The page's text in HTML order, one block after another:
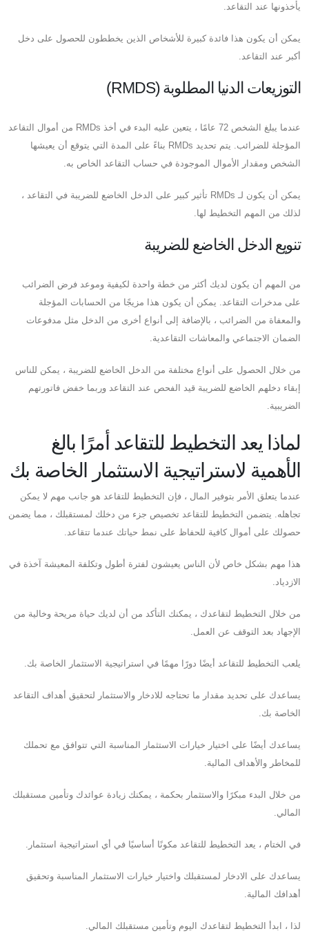
يأخذونها عند التقاعد.
يمكن أن يكون هذا فائدة كبيرة للأشخاص الذين يخططون للحصول على دخل
أكبر عند التقاعد.
التوزيعات الدنيا المطلوبة (RMDS)
عندما يبلغ الشخص 72 عامًا ، يتعين عليه البدء في أخذ RMDs من أموال التقاعد
المؤجلة للضرائب. يتم تحديد RMDs بناءً على المدة التي يتوقع أن يعيشها
الشخص ومقدار الأموال الموجودة في حساب التقاعد الخاص به.
يمكن أن يكون لـ RMDs تأثير كبير على الدخل الخاضع للضريبة في التقاعد ،
لذلك من المهم التخطيط لها.
تنويع الدخل الخاضع للضريبة
من المهم أن يكون لديك أكثر من خطة واحدة لكيفية وموعد فرض الضرائب
على مدخرات التقاعد. يمكن أن يكون هذا مزيجًا من الحسابات المؤجلة
والمعفاة من الضرائب ، بالإضافة إلى أنواع أخرى من الدخل مثل مدفوعات
الضمان الاجتماعي والمعاشات التقاعدية.
من خلال الحصول على أنواع مختلفة من الدخل الخاضع للضريبة ، يمكن للناس
إبقاء دخلهم الخاضع للضريبة قيد الفحص عند التقاعد وربما خفض فاتورتهم
الضريبية.
لماذا يعد التخطيط للتقاعد أمرًا بالغ
الأهمية لاستراتيجية الاستثمار الخاصة بك
عندما يتعلق الأمر بتوفير المال ، فإن التخطيط للتقاعد هو جانب مهم لا يمكن
تجاهله. يتضمن التخطيط للتقاعد تخصيص جزء من دخلك لمستقبلك ، مما يضمن
حصولك على أموال كافية للحفاظ على نمط حياتك عندما تتقاعد.
هذا مهم بشكل خاص لأن الناس يعيشون لفترة أطول وتكلفة المعيشة آخذة في
الازدياد.
من خلال التخطيط لتقاعدك ، يمكنك التأكد من أن لديك حياة مريحة وخالية من
الإجهاد بعد التوقف عن العمل.
يلعب التخطيط للتقاعد أيضًا دورًا مهمًا في استراتيجية الاستثمار الخاصة بك.
يساعدك على تحديد مقدار ما تحتاجه للادخار والاستثمار لتحقيق أهداف التقاعد
الخاصة بك.
يساعدك أيضًا على اختيار خيارات الاستثمار المناسبة التي تتوافق مع تحملك
للمخاطر والأهداف المالية.
من خلال البدء مبكرًا والاستثمار بحكمة ، يمكنك زيادة عوائدك وتأمين مستقبلك
المالي.
في الختام ، يعد التخطيط للتقاعد مكونًا أساسيًا في أي استراتيجية استثمار.
يساعدك على الادخار لمستقبلك واختيار خيارات الاستثمار المناسبة وتحقيق
أهدافك المالية.
لذا ، ابدأ التخطيط لتقاعدك اليوم وتأمين مستقبلك المالي.